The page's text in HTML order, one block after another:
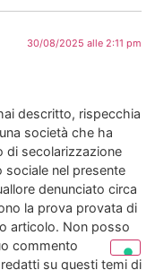
30/08/2025 alle 2:11 pm
descritto, rispecchia
società che ha
di secolarizzazione
sociale nel presente
denunciato circa
la prova provata di
articolo. Non posso
commento
su questi temi di